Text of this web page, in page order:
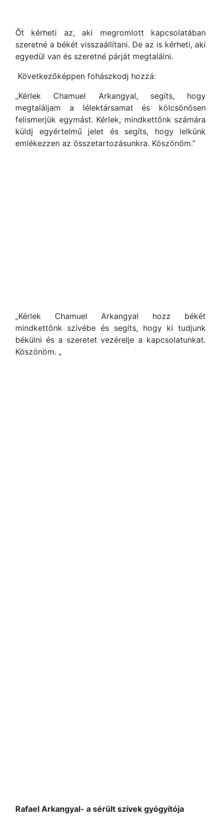
Őt kérheti az, aki megromlott kapcsolatában
szeretné a békét visszaállítani. De az is kérheti, aki
egyedül van és szeretné párját megtalálni.
Következőképpen fohászkodj hozzá:
„Kérlek Chamuel Arkangyal, segíts, hogy
megtaláljam a lélektársamat és kölcsönösen
felismerjük egymást. Kérlek, mindkettőnk számára
küldj egyértelmű jelet és segíts, hogy lelkünk
emlékezzen az összetartozásunkra. Köszönöm.”
„Kérlek Chamuel Arkangyal hozz békét
mindkettőnk szívébe és segíts, hogy ki tudjunk
békülni és a szeretet vezérelje a kapcsolatunkat.
Köszönöm. „
Rafael Arkangyal- a sérült szívek gyógyítója